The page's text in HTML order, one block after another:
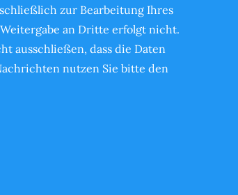
zur Bearbeitung Ihres
an Dritte erfolgt nicht.
ausschließen, dass die Daten
nutzen Sie bitte den